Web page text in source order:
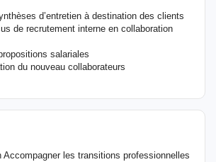
d’entretien à destination des clients
de recrutement interne en collaboration
salariales
du nouveau collaborateurs
Accompagner les transitions professionnelles